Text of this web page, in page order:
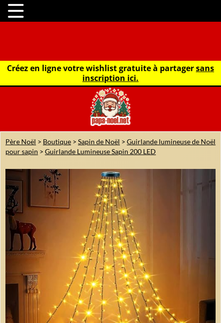
Créez en ligne votre wishlist gratuite à partagersans
inscription ici.
Père Noël > Boutique > Sapin de Noël > Guirlande lumineuse de Noël
pour sapin > Guirlande Lumineuse Sapin 200 LED